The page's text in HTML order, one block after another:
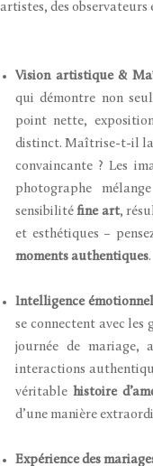
artistes, des observateurs
Vision artistique &
qui démontre non
point nette,
distinct. Maîtrise-t-il
convaincante ? Les
photographe
sensibilitéfine art,
et esthétiques –
moments authentiques.
Intelligence
se connectent avec les
journée de mariage,
interactions
véritablehistoire
d’une manière
Expérience des